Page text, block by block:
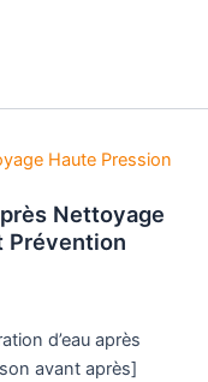
Nettoyage
Prévention
d’eau après
avant après]